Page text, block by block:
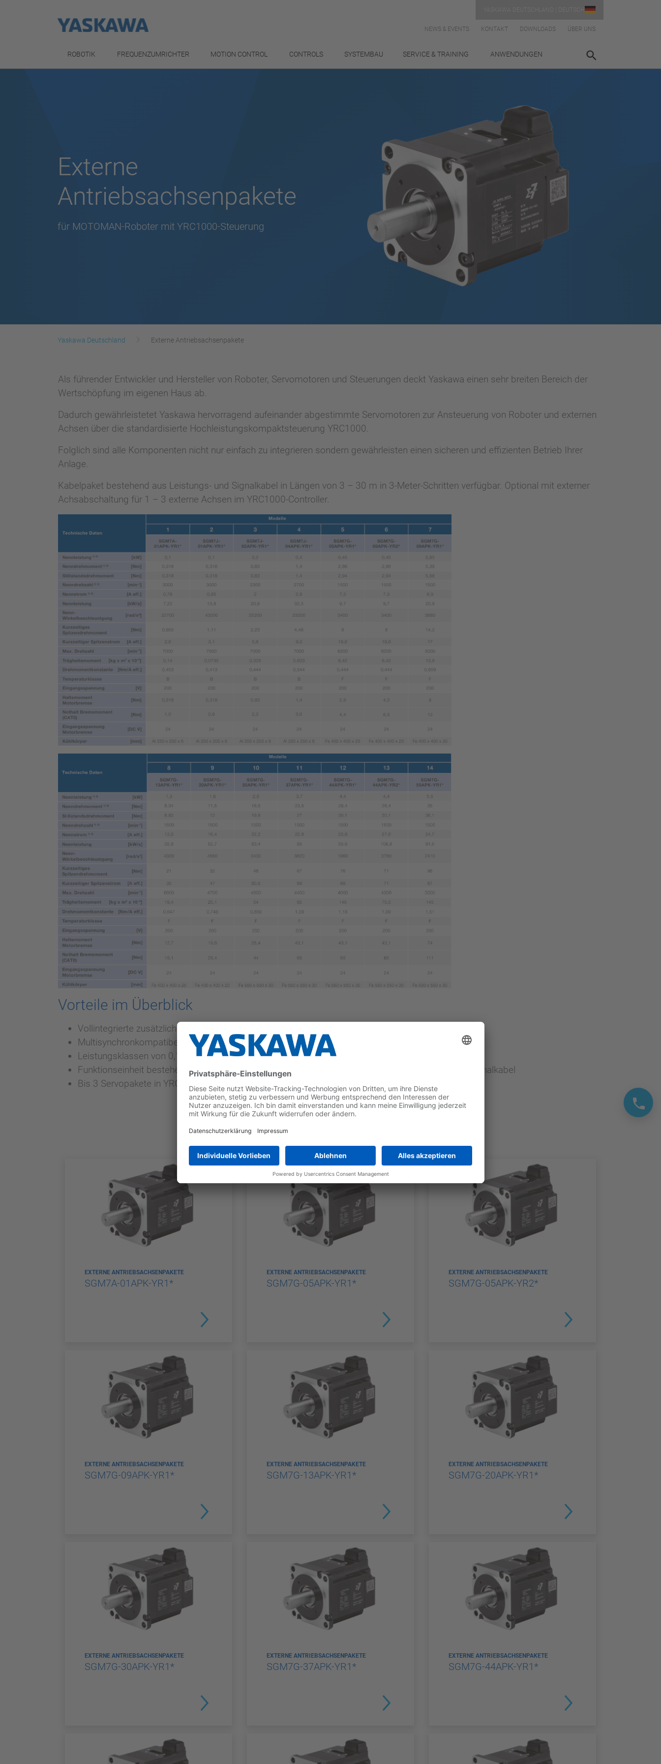
NEWS & EVENTS KONTAKT DOWNLOADS ÜBER UNS
ROBOTIK FREQUENZUMRICHTER MOTION CONTROL CONTROLS SYSTEMBAU SERVICE & TRAINING ANWENDUNGEN
Externe
Antriebsachsenpakete
für MOTOMAN-Roboter mit YRC1000-Steuerung
Yaskawa Deutschland Externe Antriebsachsenpakete
Als führender Entwickler und Hersteller von Roboter, Servomotoren und Steuerungen deckt Yaskawa einen sehr breiten Bereich der
Wertschöpfung im eigenen Haus ab.
Dadurch gewährleistetet Yaskawa hervorragend aufeinander abgestimmte Servomotoren zur Ansteuerung von Roboter und externen
Achsen über die standardisierte Hochleistungskompaktsteuerung YRC1000.
Folglich sind alle Komponenten nicht nur einfach zu integrieren sondern gewährleisten einen sicheren und effizienten Betrieb Ihrer
Anlage.
Kabelpaket bestehend aus Leistungs- und Signalkabel in Längen von 3 – 30 m in 3-Meter-Schritten verfügbar. Optional mit externer
Achsabschaltung für 1 – 3 externe Achsen im YRC1000-Controller.
Vorteile im Überblick
Vollintegrierte zusätzliche Roboterachse
Multisynchronkompatibel
Leistungsklassen von 0,1 – 5,5 kW
Funktionseinheit bestehend aus SGM7-Servomotor, Servo-/Ansteuerpaket sowie Leistungs- und Signalkabel
Bis 3 Servopakete in YRC1000-Steuerung integrierbar
EXTERNE ANTRIEBSACHSENPAKETE
SGM7A-01APK-YR1*
EXTERNE ANTRIEBSACHSENPAKETE
SGM7G-05APK-YR1*
EXTERNE ANTRIEBSACHSENPAKETE
SGM7G-05APK-YR2*
EXTERNE ANTRIEBSACHSENPAKETE
SGM7G-09APK-YR1*
EXTERNE ANTRIEBSACHSENPAKETE
SGM7G-13APK-YR1*
EXTERNE ANTRIEBSACHSENPAKETE
SGM7G-20APK-YR1*
EXTERNE ANTRIEBSACHSENPAKETE
SGM7G-30APK-YR1*
EXTERNE ANTRIEBSACHSENPAKETE
SGM7G-37APK-YR1*
EXTERNE ANTRIEBSACHSENPAKETE
SGM7G-44APK-YR1*